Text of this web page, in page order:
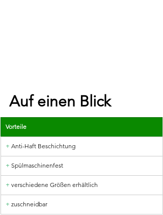
Auf einen Blick
Vorteile
+ Anti-Haft Beschichtung
+ Spülmaschinenfest
+ verschiedene Größen erhältlich
+ zuschneidbar